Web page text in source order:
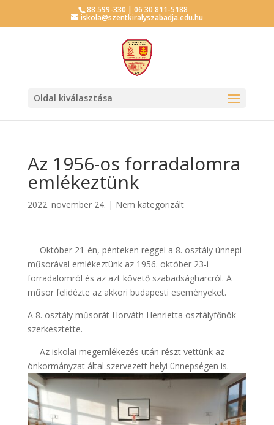
88 599-330 | 06 30 811-5188
iskola@szentkiralyszabadja.edu.hu
Oldal kiválasztása
Az 1956-os forradalomra
emlékeztünk
2022. november 24. | Nem kategorizált
Október 21-én, pénteken reggel a 8. osztály ünnepi
műsorával emlékeztünk az 1956. október 23-i
forradalomról és az azt követő szabadságharcról. A
műsor felidézte az akkori budapesti eseményeket.
A 8. osztály műsorát Horváth Henrietta osztályfőnök
szerkesztette.
Az iskolai megemlékezés után részt vettünk az
önkormányzat által szervezett helyi ünnepségen is.